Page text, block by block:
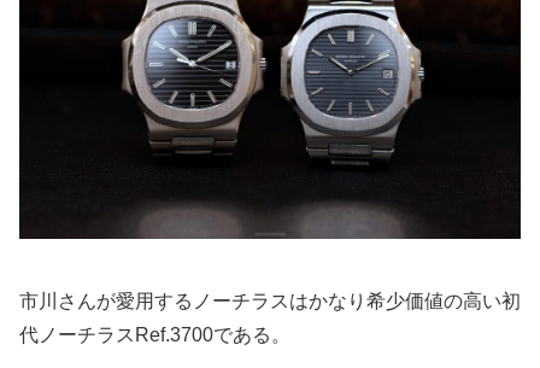
市川さんが愛用するノーチラスはかなり希少価値の高い初
代ノーチラスRef.3700である。